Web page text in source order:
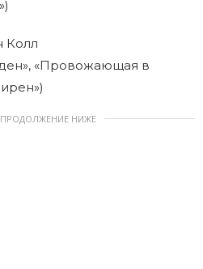
Колл
«Провожающая в
ПРОДОЛЖЕНИЕ НИЖЕ